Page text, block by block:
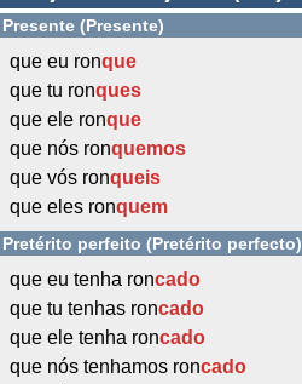
Presente (Presente)
que eu ronque
que tu ronques
que ele ronque
que nós ronquemos
que vós ronqueis
que eles ronquem
Pretérito perfeito (Pretérito perfecto)
que eu tenha roncado
que tu tenhas roncado
que ele tenha roncado
que nós tenhamos roncado